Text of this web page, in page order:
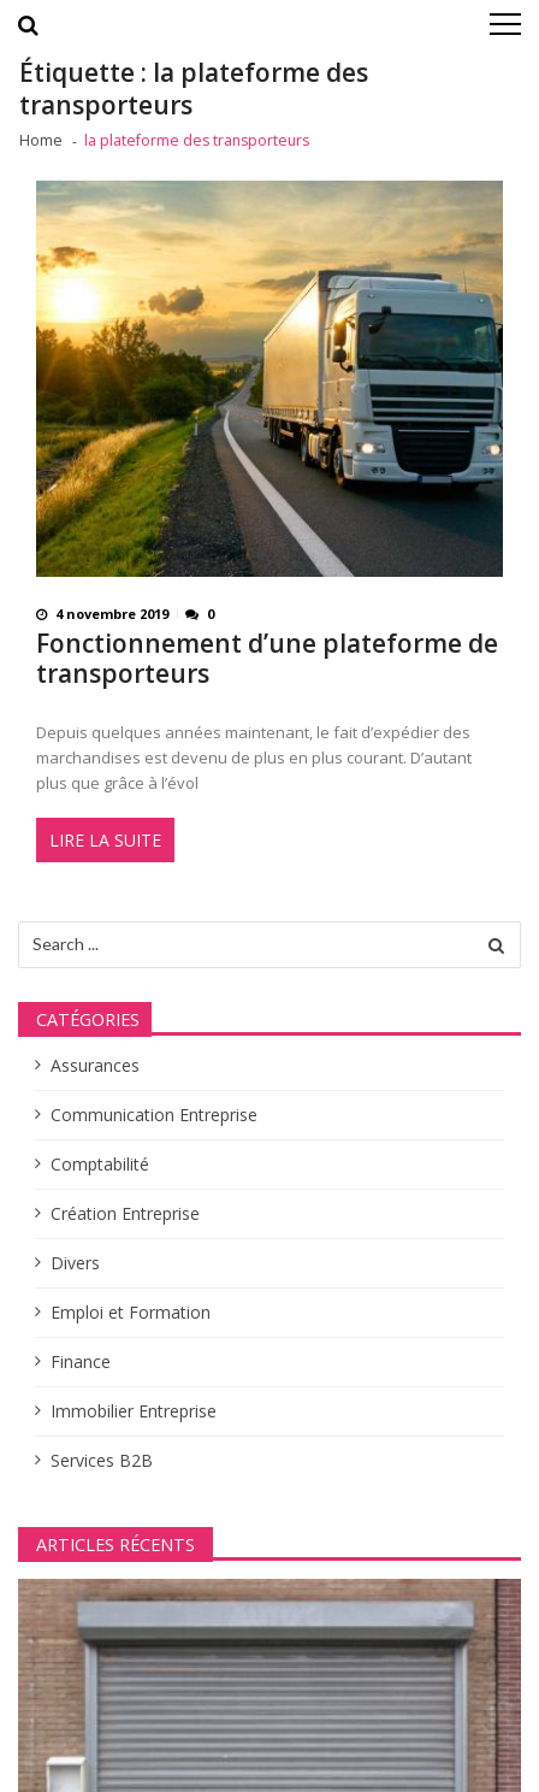
Skip
navigation
Skip
contentÉtiquette : la plateforme des
transporteurs
Home la plateforme des transporteurs
4 novembre 2019 0
Fonctionnement d’une plateforme de
transporteurs
Depuis quelques années maintenant, le fait d’expédier des
marchandises est devenu de plus en plus courant. D’autant
plus que grâce à l’évol
LIRE LA SUITE
for:
CATÉGORIES
Assurances
Communication Entreprise
Comptabilité
Création Entreprise
Divers
Emploi et Formation
Finance
Immobilier Entreprise
Services B2B
ARTICLES RÉCENTS